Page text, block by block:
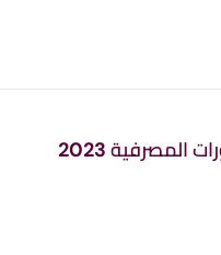
المصرفية 2023